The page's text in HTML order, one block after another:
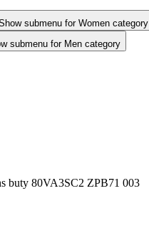
submenu for Women category
submenu for Men category
buty 80VA3SC2 ZPB71 003